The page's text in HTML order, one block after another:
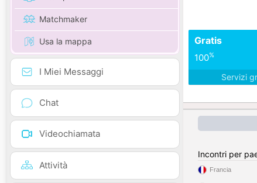
Matchmaker
Usa la mappa
I Miei Messaggi
Chat
Videochiamata
Attività
Gratis
100%
Servizi
Incontri per
Francia